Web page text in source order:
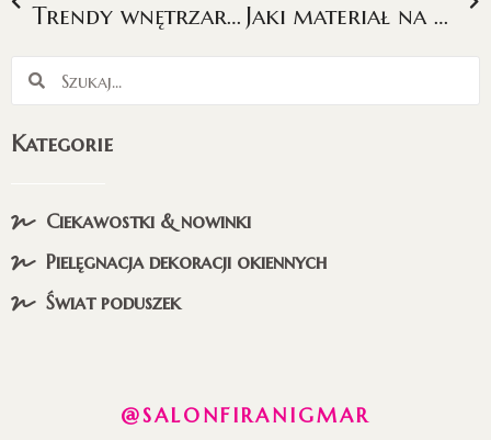
Kategorie
Ciekawostki & nowinki
Pielęgnacja dekoracji okiennych
Świat poduszek
Trendy wnętrzarskie 2024 – jakie aranżacje obecnie są modne? Jaki materiał na zasłony zaciemniające wybrać, aby uzyskać pełne zaciemnienie?
@SALONFIRANIGMAR